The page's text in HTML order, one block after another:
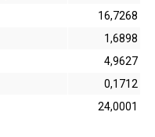
16,7268
1,6898
4,9627
0,1712
24,0001